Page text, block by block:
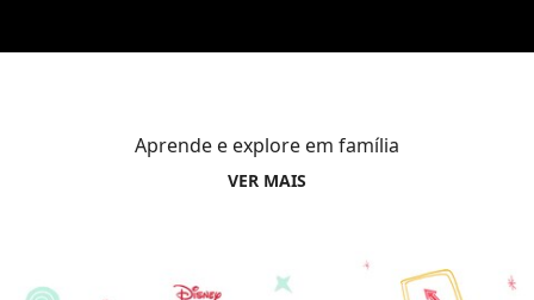
Aprende e explore em família
VER MAIS